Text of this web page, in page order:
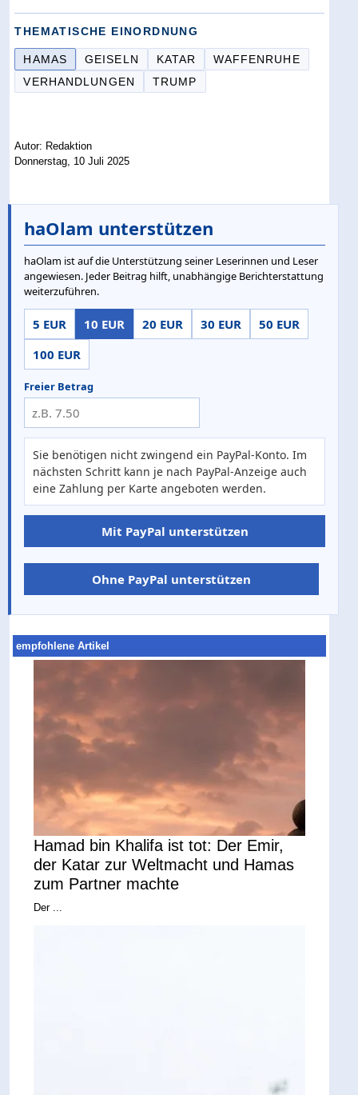
THEMATISCHE EINORDNUNG
HAMAS GEISELN KATAR
WAFFENRUHE
VERHANDLUNGEN
TRUMP
Autor: Redaktion
Donnerstag, 10 Juli 2025
haOlam unterstützen
haOlam ist auf die Unterstützung seiner Leserinnen und Leser
angewiesen. Jeder Beitrag hilft, unabhängige Berichterstattung
weiterzuführen.
5 EUR 10 EUR 20 EUR 30 EUR
50 EUR
100 EUR
Freier Betrag
Sie benötigen nicht zwingend ein PayPal-Konto. Im
nächsten Schritt kann je nach PayPal-Anzeige auch
eine Zahlung per Karte angeboten werden.
Mit PayPal unterstützen
Ohne PayPal unterstützen
empfohlene Artikel
Hamad bin Khalifa ist tot: Der Emir,
der Katar zur Weltmacht und Hamas
zum Partner machte
Der ...